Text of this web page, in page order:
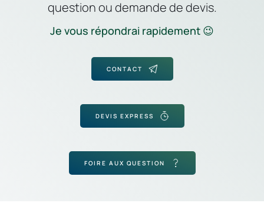
question ou demande de devis.
Je vous répondrai rapidement 😉
CONTACT
DEVIS EXPRESS
FOIRE AUX QUESTION